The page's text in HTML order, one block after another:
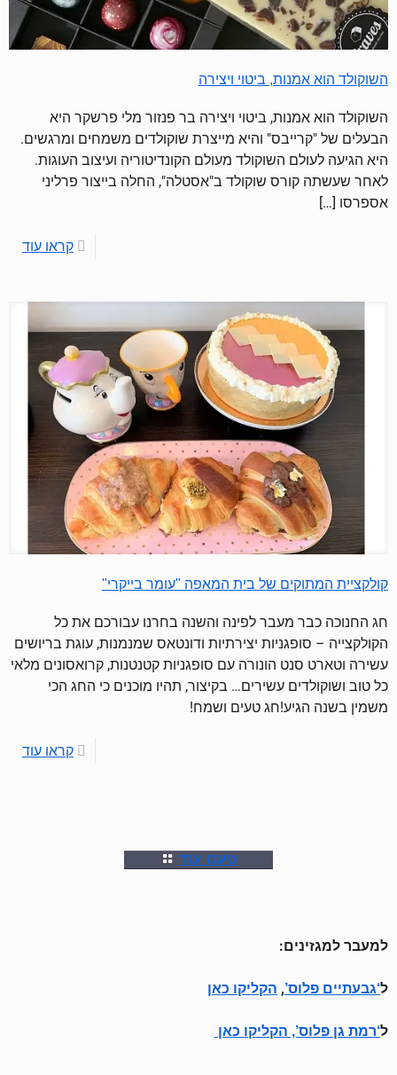
השוקולד הוא אמנות, ביטוי ויצירה
השוקולד הוא אמנות, ביטוי ויצירה בר פנזור מלי פרשקר היא
הבעלים של "קרייבס" והיא מייצרת שוקולדים משמחים ומרגשים.
היא הגיעה לעולם השוקולד מעולם הקונדיטוריה ועיצוב העוגות.
לאחר שעשתה קורס שוקולד ב"אסטלה", החלה בייצור פרליני
אספרסו […]
קראו עוד
קולקציית המתוקים של בית המאפה "עומר בייקרי"
חג החנוכה כבר מעבר לפינה והשנה בחרנו עבורכם את כל
הקולקצייה – סופגניות יצירתיות ודונטאס שמנמנות, עוגת בריושים
עשירה וטארט סנט הונורה עם סופגניות קטנטנות, קרואסונים מלאי
כל טוב ושוקולדים עשירים… בקיצור, תהיו מוכנים כי החג הכי
משמין בשנה הגיע!חג טעים ושמח!
קראו עוד
טענו עוד
למעבר למגזינים:
ל‘גבעתיים פלוס’, הקליקו כאן
ל‘רמת גן פלוס’, הקליקו כאן